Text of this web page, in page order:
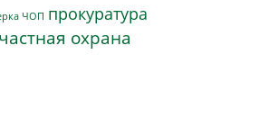
ЧОП прокуратура
частная охрана